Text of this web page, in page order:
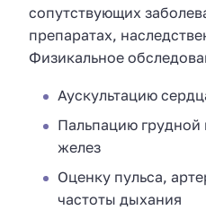
сопутствующих
препаратах,
Физикальное
Аускультацию
Пальпацию
желез
Оценку пульса,
частоты дыхания